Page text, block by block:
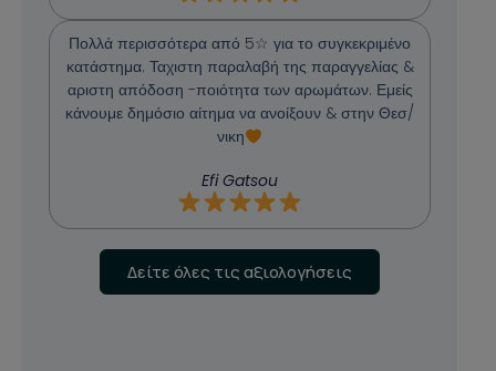
Πολλά περισσότερα από 5☆ για το συγκεκριμένο
κατάστημα. Ταχιστη παραλαβή της παραγγελίας &
αριστη απόδοση -ποιότητα των αρωμάτων. Εμείς
κάνουμε δημόσιο αίτημα να ανοίξουν & στην Θεσ/
νικη
Efi Gatsou
Δείτε όλες τις αξιολογήσεις